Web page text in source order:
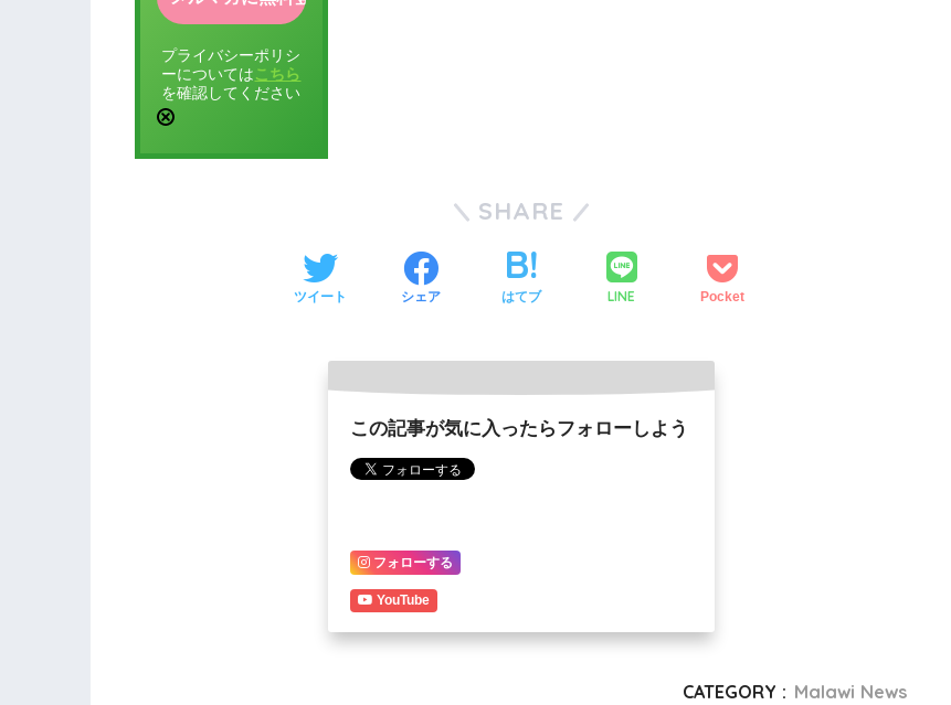
プライバシーポリシ
ーについては こちら
を確認してください
SHARE
ツイート シェア はてブ LINE Pocket
この記事が気に入ったらフォローしよう
フォローする
YouTube
CATEGORY : Malawi News